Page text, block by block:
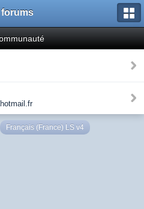
forums
Français (France) LS v4